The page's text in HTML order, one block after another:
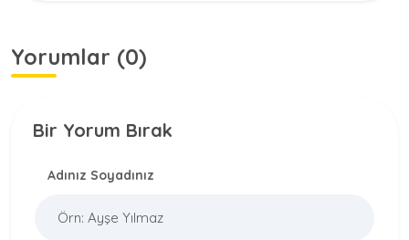
Yorumlar (0)
Bir Yorum Bırak
Adınız Soyadınız